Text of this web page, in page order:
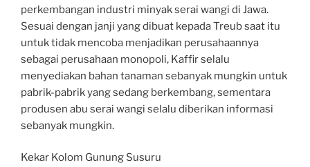
perkembangan industri minyak serai wangi di Jawa.
Sesuai dengan janji yang dibuat kepada Treub saat itu
untuk tidak mencoba menjadikan perusahaannya
sebagai perusahaan monopoli, Kaffir selalu
menyediakan bahan tanaman sebanyak mungkin untuk
pabrik-pabrik yang sedang berkembang, sementara
produsen abu serai wangi selalu diberikan informasi
sebanyak mungkin.
Kekar Kolom Gunung Susuru